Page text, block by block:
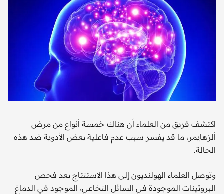
اكتشف فريق من العلماء أن هناك خمسة أنواع من مرض
ألزهايمر، ما قد يفسر سبب عدم فاعلية بعض الأدوية ضد هذه
الحالة.
وتوصل العلماء الهولنديون إلى هذا الاستنتاج بعد فحص
البروتينات الموجودة في السائل النخاعي، الموجود في الدماغ